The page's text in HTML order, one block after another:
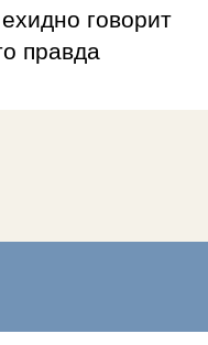
говорит
правда